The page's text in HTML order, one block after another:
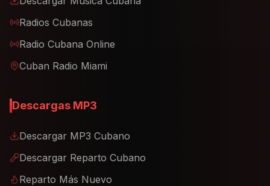
Radios Cubanas
Radio Cubana Online
Cuban Radio Miami
Descargas MP3
Descargar MP3 Cubano
Descargar Reparto Cubano
Reparto Más Nuevo